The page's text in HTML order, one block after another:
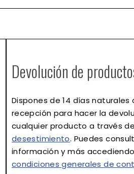
Devolución de
Dispones de14 días naturales
recepción para hacer la
cualquier producto a través
desestimiento. Puedes
información y más
condiciones generales de